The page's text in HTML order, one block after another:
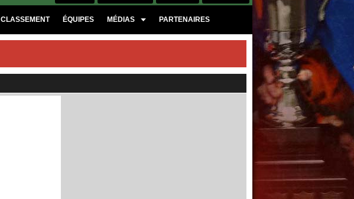
CLASSEMENT ÉQUIPES MÉDIAS PARTENAIRES